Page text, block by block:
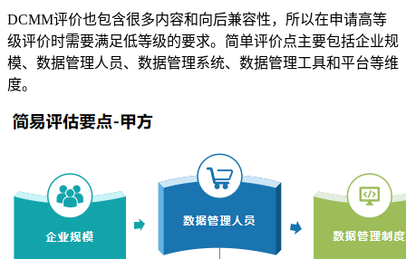
DCMM评价也包含很多内容和向后兼容性，所以在申请高等
级评价时需要满足低等级的要求。简单评价点主要包括企业规
模、数据管理人员、数据管理系统、数据管理工具和平台等维
度。